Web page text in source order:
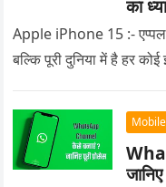
का
Apple iPhone 15 :- एप्पल
बल्कि पूरी दुनिया में है हर
Mobile